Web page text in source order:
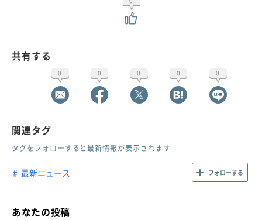
共有する
0 0 0 0 0
関連タグ
タグをフォローすると最新情報が表示されます
最新ニュース フォローする
あなたの投稿